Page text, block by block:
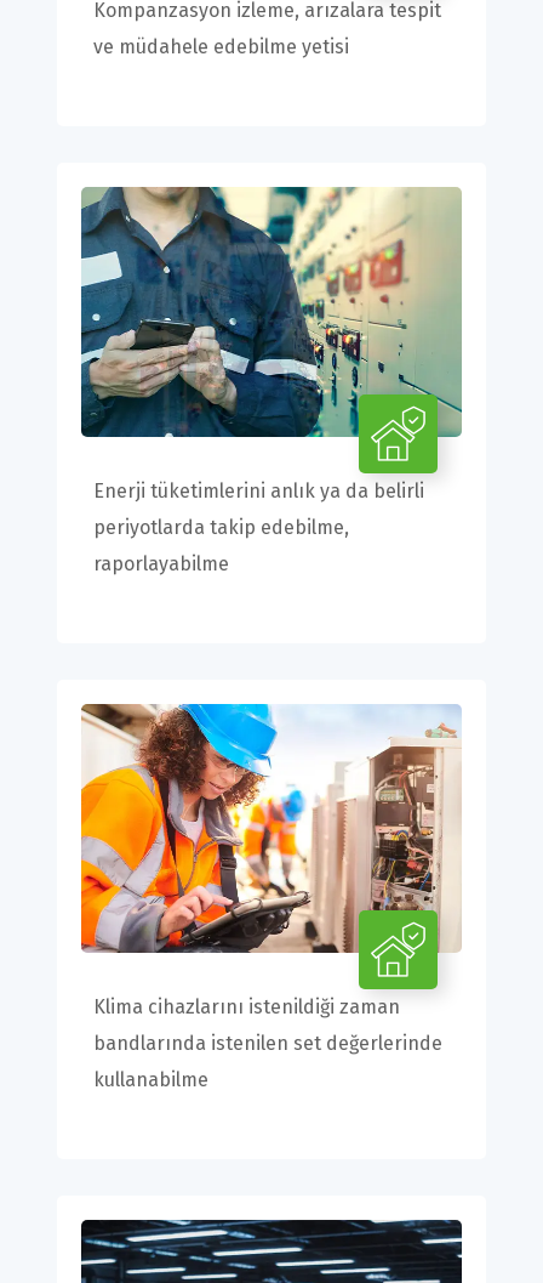
Kompanzasyon izleme, arızalara tespit
ve müdahele edebilme yetisi
Enerji tüketimlerini anlık ya da belirli
periyotlarda takip edebilme,
raporlayabilme
Klima cihazlarını istenildiği zaman
bandlarında istenilen set değerlerinde
kullanabilme